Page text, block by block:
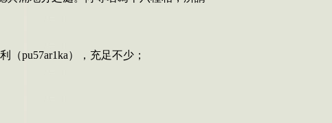
（pu57ar1ka） ， 充足不少；